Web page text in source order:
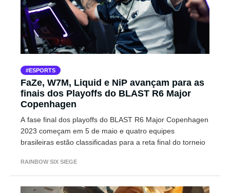
ESPORTS
FaZe, W7M, Liquid e NiP avançam para as
finais dos Playoffs do BLAST R6 Major
Copenhagen
A fase final dos playoffs do BLAST R6 Major Copenhagen
2023 começam em 5 de maio e quatro equipes
brasileiras estão classificadas para a reta final do torneio
RAINBOW SIX SIEGE